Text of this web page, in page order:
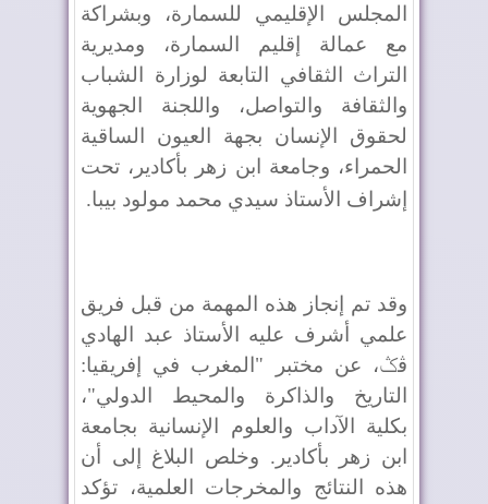
المجلس الإقليمي للسمارة، وبشراكة
مع عمالة إقليم السمارة، ومديرية
التراث الثقافي التابعة لوزارة الشباب
والثقافة والتواصل، واللجنة الجهوية
لحقوق الإنسان بجهة العيون الساقية
الحمراء، وجامعة ابن زهر بأكادير، تحت
إشراف الأستاذ سيدي محمد مولود بيبا.
وقد تم إنجاز هذه المهمة من قبل فريق
علمي أشرف عليه الأستاذ عبد الهادي
ڤݣ، عن مختبر "المغرب في إفريقيا:
التاريخ والذاكرة والمحيط الدولي"،
بكلية الآداب والعلوم الإنسانية بجامعة
ابن زهر بأكادير. وخلص البلاغ إلى أن
هذه النتائج والمخرجات العلمية، تؤكد